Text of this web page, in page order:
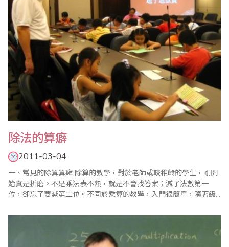
除法的算癖
2011-03-04
一、常見的除算算癖 除算的教學，對於老師或較稚齡的學生，剛開
始真是折磨。不是乘法表不熟，就是不會找答案；減了法數第一
位，卻忘了要減第二位。不同於乘算的教學，入門很簡單，隨著級
而言)，逐漸熟練後，愈有心得，便愈算愈容易是所謂先苦後甘。
(1) 置假商過大或過小。過大機率幾乎每個題目都會面臨，當學生做